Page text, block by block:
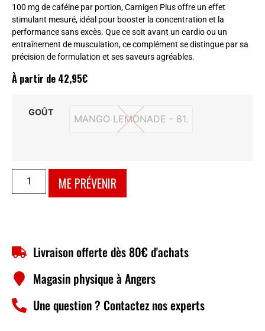
100 mg de caféine par portion, Carnigen Plus offre un effet
stimulant mesuré, idéal pour booster la concentration et la
performance sans excès. Que ce soit avant un cardio ou un
entraînement de musculation, ce complément se distingue par sa
précision de formulation et ses saveurs agréables.
À partir de 42,95€
GOÛT
MANGO LEMONADE - 81.
MANGO LEMONADE - 81.
ME PRÉVENIR
Livraison offerte dès 80€ d'achats
Magasin physique à Angers
Une question ? Contactez nos experts